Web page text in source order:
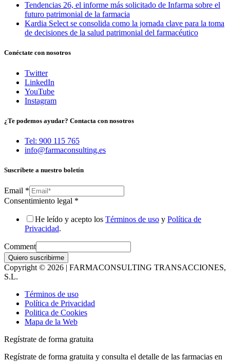
Tendencias 26, el informe más solicitado de Infarma sobre el
futuro patrimonial de la farmacia
Kardia Select se consolida como la jornada clave para la toma
de decisiones de la salud patrimonial del farmacéutico
Conéctate con nosotros
Twitter
LinkedIn
YouTube
Instagram
¿Te podemos ayudar? Contacta con nosotros
Tel: 900 115 765
info@farmaconsulting.es
Suscríbete a nuestro boletín
Email *
Consentimiento legal *
He leído y acepto los Términos de uso y Política de
Privacidad.
Comment
Quiero suscribirme
Copyright © 2026 | FARMACONSULTING TRANSACCIONES,
S.L.
Términos de uso
Política de Privacidad
Politica de Cookies
Mapa de la Web
Regístrate de forma gratuita
Regístrate de forma gratuita y consulta el detalle de las farmacias en